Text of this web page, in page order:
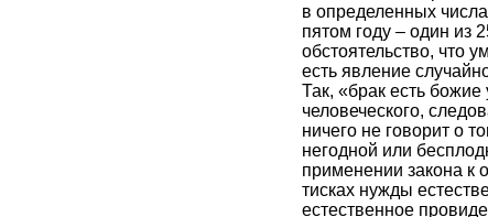
в определенных
пятом году – один из
обстоятельство, что
есть явление
Так, «брак есть
человеческого,
ничего не говорит о
негодной или
применении закона к
тисках нужды
естественное